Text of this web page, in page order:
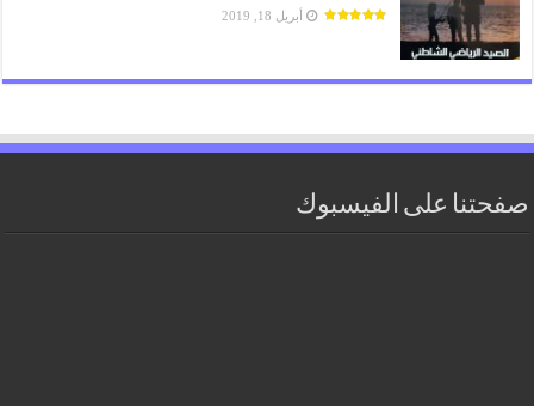
أبريل 18, 2019
صفحتنا على الفيسبوك